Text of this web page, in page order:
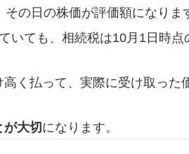
の日の株価が評価額になりま
ても、相続税は10月1日時点
く払って、実際に受け取っ
大切 になります。